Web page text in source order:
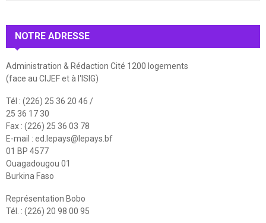
NOTRE ADRESSE
Administration & Rédaction Cité 1200 logements
(face au CIJEF et à l'ISIG)
Tél : (226) 25 36 20 46 /
25 36 17 30
Fax : (226) 25 36 03 78
E-mail : ed.lepays@lepays.bf
01 BP 4577
Ouagadougou 01
Burkina Faso
Représentation Bobo
Tél. : (226) 20 98 00 95